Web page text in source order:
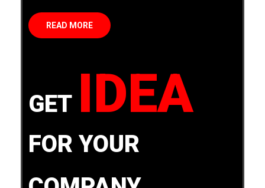
READ MORE
GET IDEA
FOR YOUR